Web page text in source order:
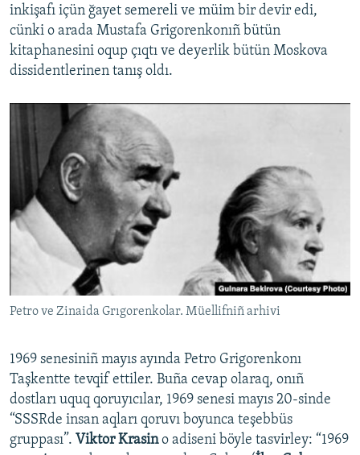
inkişafı içün ğayet semereli ve müim bir devir edi,
cünki o arada Mustafa Grigorenkonıñ bütün
kitaphanesini oqup çıqtı ve deyerlik bütün Moskova
dissidentlerinen tanış oldı.
Petro ve Zinaida Grıgorenkolar. Müellifniñ arhivi
1969 senesiniñ mayıs ayında Petro Grigorenkonı
Taşkentte tevqif ettiler. Buña cevap olaraq, onıñ
dostları uquq qoruyıcılar, 1969 senesi mayıs 20-sinde
“SSSRde insan aqları qoruvı boyunca teşebbüs
gruppası”. Viktor Krasino adiseni böyle tasvirley: “1969